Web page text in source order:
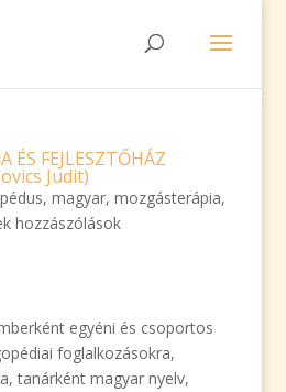
ÉS FEJLESZTŐHÁZ
Judit)
, magyar, mozgásterápia,
hozzászólások
egyéni és csoportos
foglalkozásokra,
tanárként magyar nyelv,